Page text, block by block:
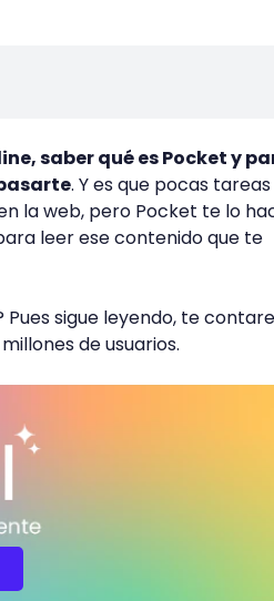
saber qué es Pocket y
. Y es que pocas
la web, pero Pocket te lo
leer ese contenido que te
sigue leyendo, te
de usuarios.